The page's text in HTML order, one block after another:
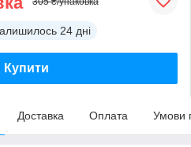
24 дні
Купити
Доставка Оплата Умови